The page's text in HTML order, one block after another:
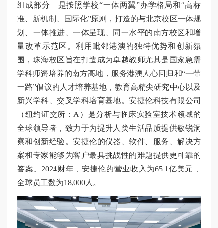
组成部分，是按照学校“一体两翼”办学格局和“高标
准、新机制、国际化”原则，打造的与北京校区一体规
划、一体推进、一体呈现、同一水平的南方校区和增
量改革示范区。利用毗邻港澳的独特优势和创新氛
围，珠海校区旨在打造成为卓越教师尤其是国家急需
学科师资培养的南方高地，服务港澳人心回归和“一带
一路”倡议的人才培养基地，教育高精尖研究中心以及
新兴学科、交叉学科培育基地。安捷伦科技有限公司
（纽约证交所：A）是分析与临床实验室技术领域的
全球领导者，致力于为提升人类生活品质提供敏锐洞
察和创新经验。安捷伦的仪器、软件、服务、解决方
案和专家能够为客户最具挑战性的难题提供更可靠的
答案。2024财年，安捷伦的营业收入为65.1亿美元，
全球员工数为18,000人。